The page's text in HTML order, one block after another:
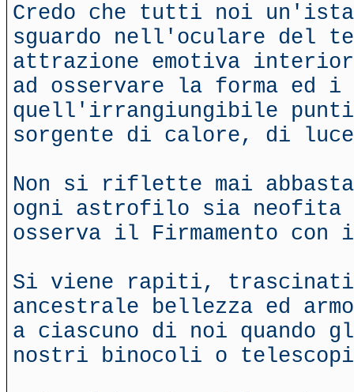
Credo che tutti noi
sguardo nell'oculare del
attrazione emotiva
ad osservare la forma ed
quell'irrangiungibile
sorgente di calore, di
Non si riflette mai
ogni astrofilo sia neofita
osserva il Firmamento
Si viene rapiti, trascinati
ancestrale bellezza ed
a ciascuno di noi quando
nostri binocoli o